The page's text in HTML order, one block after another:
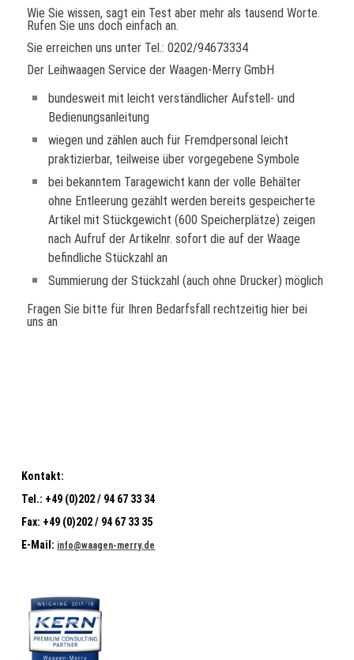
Wie Sie wissen, sagt ein Test aber mehr als tausend Worte.
Rufen Sie uns doch einfach an.
Sie erreichen uns unter Tel.: 0202/94673334
Der Leihwaagen Service der Waagen-Merry GmbH
bundesweit mit leicht verständlicher Aufstell- und
Bedienungsanleitung
wiegen und zählen auch für Fremdpersonal leicht
praktizierbar, teilweise über vorgegebene Symbole
bei bekanntem Taragewicht kann der volle Behälter
ohne Entleerung gezählt werden bereits gespeicherte
Artikel mit Stückgewicht (600 Speicherplätze) zeigen
nach Aufruf der Artikelnr. sofort die auf der Waage
befindliche Stückzahl an
Summierung der Stückzahl (auch ohne Drucker) möglich
Fragen Sie bitte für Ihren Bedarfsfall rechtzeitig hier bei
uns an
Kontakt:
Tel.: +49 (0)202 / 94 67 33 34
Fax: +49 (0)202 / 94 67 33 35
E-Mail: info@waagen-merry.de